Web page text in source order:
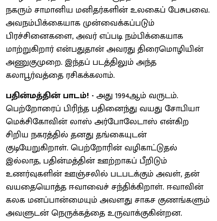
நகரும் சாமானிய மனிதர்களின் உலகைப் பேசுபவை.
அவநம்பிக்கையாக முன்வைக்கப்படும்
பிரச்சினைகளை, அவர் எப்படி நம்பிக்கையாக
மாற்றுகிறார் என்பதுதான் அவரது திரைமொழியின்
அணுகுமுறை. இந்தப் படத்திலும் அந்த
கலாபூர்வத்தை ரசிகக்கலாம்.
பதின்மத்தின் பாடம்! - அது 1994ஆம் வருடம்.
பெற்றோரைப் பிரிந்த பதினைந்து வயது சோபியா
மெக்சிகோவின் லாஸ் அர்போலேடாஸ் என்கிற
சிறிய நகரத்தில் தனது தங்கையுடன்
குடியேறுகிறாள். பெற்றோரின் வழிகாட்டுதல்
இல்லாத, பதின்மத்தின் ஊற்றாகப் பீறிடும்
உணர்வுகளின் ஊஞ்சலில் படபடக்கும் அவள், தன்
வயதையொத்த ஈவாவைச் சந்திக்கிறாள். ஈவாவின்
கலக மனப்பான்மையும் அவளது சாகச குணங்களும்
அவளுடன் நெருக்கத்தை உருவாக்குகின்றன.